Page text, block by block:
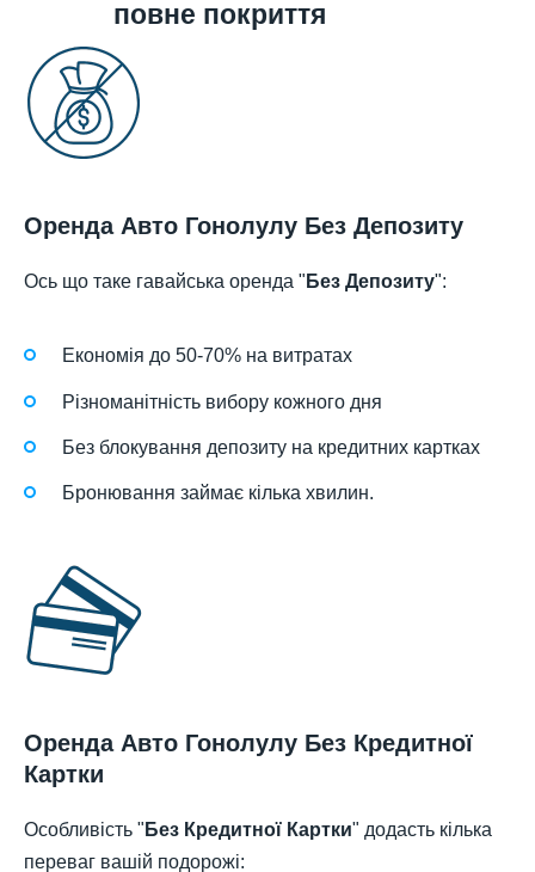
повне покриття
Оренда Авто Гонолулу Без Депозиту
Ось що таке гавайська оренда " Без Депозиту":
Економія до 50-70% на витратах
Різноманітність вибору кожного дня
Без блокування депозиту на кредитних картках
Бронювання займає кілька хвилин.
Оренда Авто Гонолулу Без Кредитної
Картки
Особливість " Без Кредитної Картки" додасть кілька
переваг вашій подорожі: